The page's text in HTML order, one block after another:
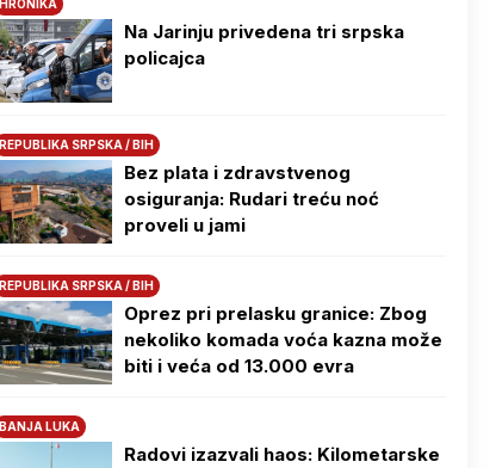
HRONIKA
Na Јarinju privedena tri srpska
policajca
REPUBLIKA SRPSKA / BIH
Bez plata i zdravstvenog
osiguranja: Rudari treću noć
proveli u jami
REPUBLIKA SRPSKA / BIH
Oprez pri prelasku granice: Zbog
nekoliko komada voća kazna može
biti i veća od 13.000 evra
BANJA LUKA
Radovi izazvali haos: Kilometarske